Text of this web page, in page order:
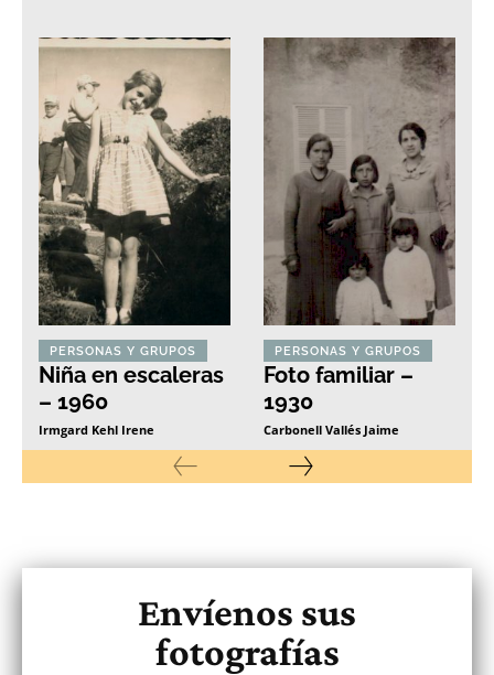
PERSONAS Y GRUPOS
Niña en escaleras
– 1960
Irmgard Kehl Irene
PERSONAS Y GRUPOS
Foto familiar –
1930
Carbonell Vallés Jaime
Envíenos sus
fotografías